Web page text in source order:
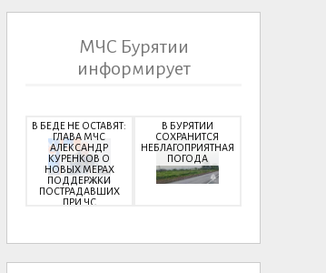
МЧС Бурятии
информирует
В БЕДЕ НЕ ОСТАВЯТ:
ГЛАВА МЧС
АЛЕКСАНДР
КУРЕНКОВ О
НОВЫХ МЕРАХ
ПОДДЕРЖКИ
ПОСТРАДАВШИХ
ПРИ ЧС
В БУРЯТИИ
СОХРАНИТСЯ
НЕБЛАГОПРИЯТНАЯ
ПОГОДА